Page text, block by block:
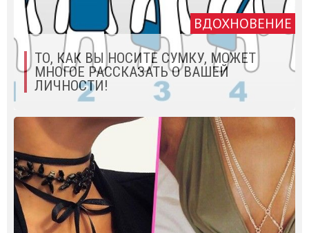
ВДОХНОВЕНИЕ
ТО, КАК ВЫ НОСИТЕ СУМКУ, МОЖЕТ
МНОГОЕ РАССКАЗАТЬ О ВАШЕЙ
ЛИЧНОСТИ!